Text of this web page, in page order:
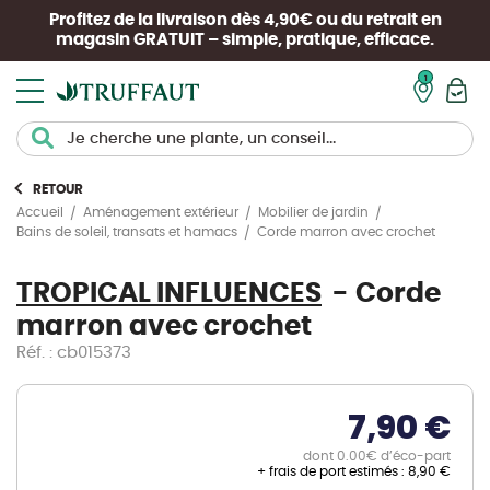
Profitez de la livraison dès 4,90€ ou du retrait en
magasin GRATUIT – simple, pratique, efficace.
RETOUR
Accueil
Aménagement extérieur
Mobilier de jardin
Bains de soleil, transats et hamacs
Corde marron avec crochet
TROPICAL INFLUENCES
Corde
marron avec crochet
Réf. : cb015373
7,90 €
dont 0.00€ d’éco-part
+ frais de port estimés : 8,90 €